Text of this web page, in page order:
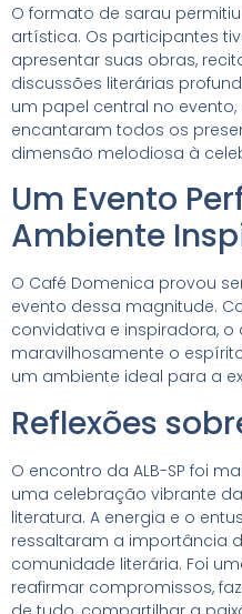
O formato de sarau
artística. Os participantes
apresentar suas obras,
discussões literárias
um papel central no
encantaram todos os
dimensão melodiosa à
Um Evento
Ambiente
O Café Domenica provou
evento dessa magnitude.
convidativa e inspiradora,
maravilhosamente o
um ambiente ideal para a
Reflexões
O encontro da ALB-SP foi
uma celebração vibrante
literatura. A energia e o
ressaltaram a importância
comunidade literária. Foi
reafirmar compromissos,